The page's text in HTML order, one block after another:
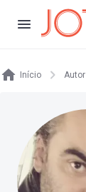
Início Autor